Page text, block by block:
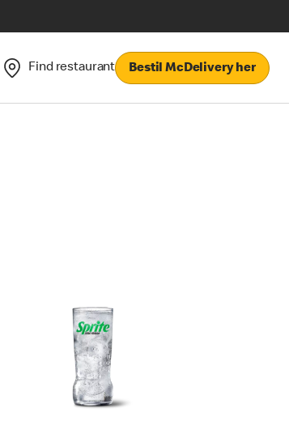
Find restaurant Bestil McDelivery her